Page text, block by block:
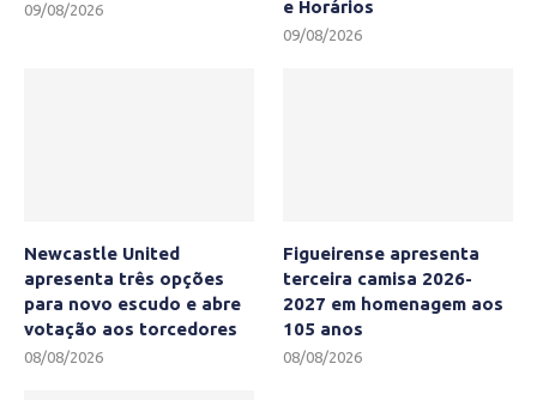
09/08/2026
e Horários
09/08/2026
Newcastle United
apresenta três opções
para novo escudo e abre
votação aos torcedores
08/08/2026
Figueirense apresenta
terceira camisa 2026-
2027 em homenagem aos
105 anos
08/08/2026